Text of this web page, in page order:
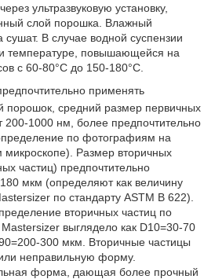
ультразвуковую установку,
слой порошка. Влажный
В случае водной суспензии
температуре, повышающейся на
с 60-80°С до 150-180°С.
применять
порошок, средний размер первичных
200-1000 нм, более предпочтительно
по фотографиям на
Размер вторичных
частиц) предпочтительно
мкм (определяют как величину
по стандарту ASTM В 622).
вторичных частиц по
выглядело как D10=30-70
300 мкм. Вторичные частицы
неправильную форму.
форма, дающая более прочный